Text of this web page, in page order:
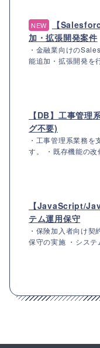
NEW
【
加・拡張開発案件
・金融業向けの
能追加・拡張開発を
【DB】工事管理
グ不要)
・工事管理系業務
す。 ・既存機能の
【JavaScript/
テム運用保守
・保険加入者向け
保守の実施 ・シス